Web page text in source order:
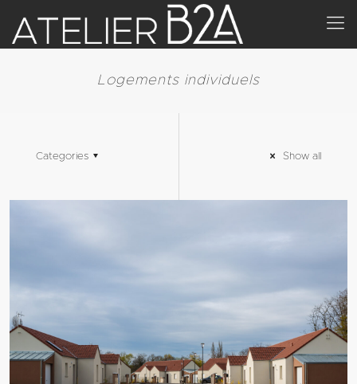
Logements individuels
Categories Show all